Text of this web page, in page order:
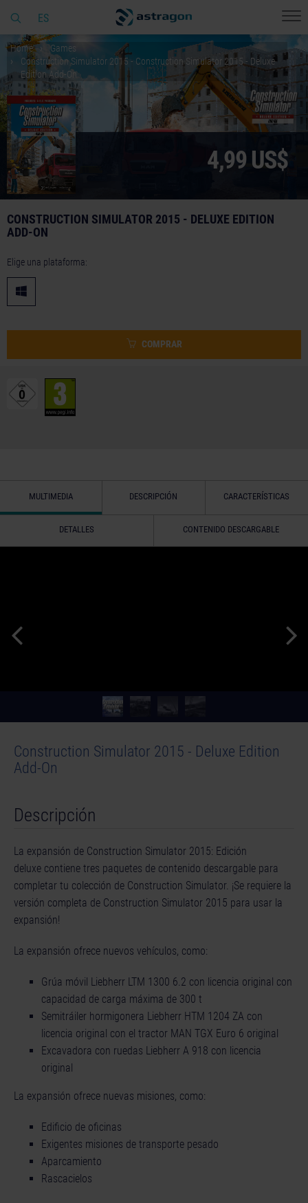
ES
Home
Games
Construction Simulator 2015 - Construction Simulator 2015 - Deluxe
Edition Add-On
4,99 US$
CONSTRUCTION SIMULATOR 2015 - DELUXE EDITION
ADD-ON
Elige una plataforma:
COMPRAR
MULTIMEDIA DESCRIPCIÓN CARACTERÍSTICAS
DETALLES CONTENIDO DESCARGABLE
Construction Simulator 2015 - Deluxe Edition
Add-On
Descripción
La expansión de Construction Simulator 2015: Edición
deluxe contiene tres paquetes de contenido descargable para
completar tu colección de Construction Simulator. ¡Se requiere la
versión completa de Construction Simulator 2015 para usar la
expansión!
La expansión ofrece nuevos vehículos, como:
Grúa móvil Liebherr LTM 1300 6.2 con licencia original con
capacidad de carga máxima de 300 t
Semitráiler hormigonera Liebherr HTM 1204 ZA con
licencia original con el tractor MAN TGX Euro 6 original
Excavadora con ruedas Liebherr A 918 con licencia
original
La expansión ofrece nuevas misiones, como:
Edificio de oficinas
Exigentes misiones de transporte pesado
Aparcamiento
Rascacielos